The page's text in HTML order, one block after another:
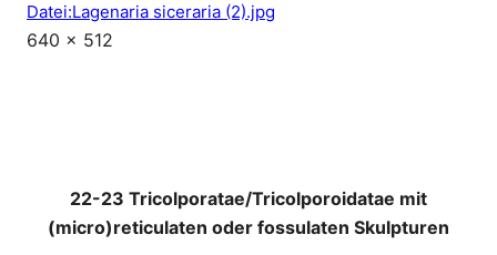
Datei:Lagenaria siceraria (2).jpg
640 × 512
22-23 Tricolporatae/Tricolporoidatae mit
(micro)reticulaten oder fossulaten Skulpturen